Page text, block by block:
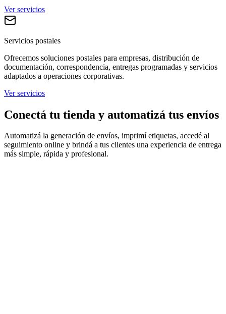
Ver servicios
Servicios postales
Ofrecemos soluciones postales para empresas, distribución de
documentación, correspondencia, entregas programadas y servicios
adaptados a operaciones corporativas.
Ver servicios
Conectá tu tienda y automatizá tus envíos
Automatizá la generación de envíos, imprimí etiquetas, accedé al
seguimiento online y brindá a tus clientes una experiencia de entrega
más simple, rápida y profesional.